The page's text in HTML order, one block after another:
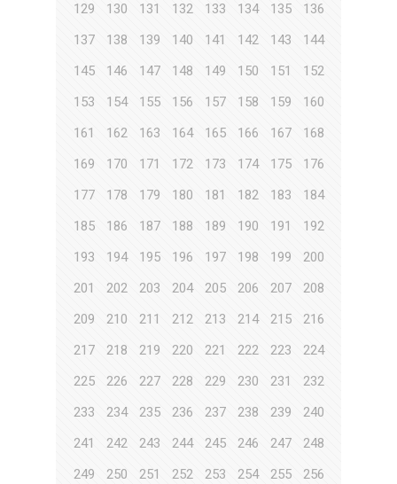
129
130 131 132 133 134 135
136
137
138 139 140 141 142 143
144
145
146 147 148 149 150 151
152
153
154 155 156 157 158 159
160
161
162 163 164 165 166 167
168
169
170 171 172 173 174 175
176
177
178 179 180 181 182 183
184
185
186 187 188 189 190 191
192
193
194 195 196 197 198 199
200
201
202 203 204 205 206 207
208
209
210 211 212 213 214 215
216
217
218 219 220 221 222 223
224
225
226 227 228 229 230 231
232
233
234 235 236 237 238 239
240
241
242 243 244 245 246 247
248
249
250 251 252 253 254 255
256